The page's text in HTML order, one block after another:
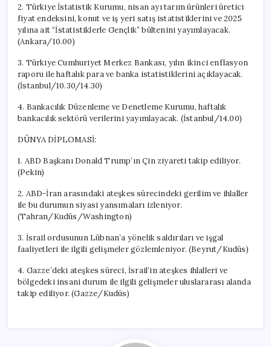
2. Türkiye İstatistik Kurumu, nisan ayı tarım ürünleri üretici
fiyat endeksini, konut ve iş yeri satış istatistiklerini ve 2025
yılına ait “İstatistiklerle Gençlik” bültenini yayımlayacak.
(Ankara/10.00)
3. Türkiye Cumhuriyet Merkez Bankası, yılın ikinci enflasyon
raporu ile haftalık para ve banka istatistiklerini açıklayacak.
(İstanbul/10.30/14.30)
4. Bankacılık Düzenleme ve Denetleme Kurumu, haftalık
bankacılık sektörü verilerini yayımlayacak. (İstanbul/14.00)
DÜNYA DİPLOMASİ:
1. ABD Başkanı Donald Trump’ın Çin ziyareti takip ediliyor.
(Pekin)
2. ABD-İran arasındaki ateşkes sürecindeki gerilim ve ihlaller
ile bu durumun siyasi yansımaları izleniyor.
(Tahran/Kudüs/Washington)
3. İsrail ordusunun Lübnan’a yönelik saldırıları ve işgal
faaliyetleri ile ilgili gelişmeler gözlemleniyor. (Beyrut/Kudüs)
4. Gazze’deki ateşkes süreci, İsrail’in ateşkes ihlalleri ve
bölgedeki insani durum ile ilgili gelişmeler uluslararası alanda
takip ediliyor. (Gazze/Kudüs)